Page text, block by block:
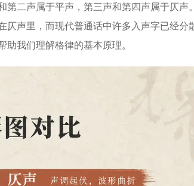
第二声属于平声，第三声和第四声属于仄声
仄声里，而现代普通话中许多入声字已经分
我们理解格律的基本原理。